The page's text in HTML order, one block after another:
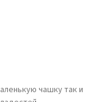
чашку так и